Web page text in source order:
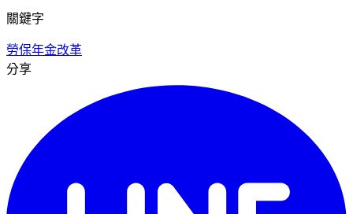
關鍵字
勞保年金改革
分享